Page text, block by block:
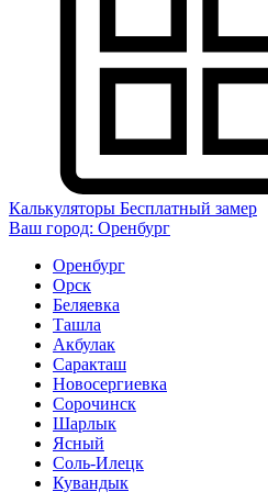
Калькуляторы Бесплатный замер
Ваш город: Оренбург
Оренбург
Орск
Беляевка
Ташла
Акбулак
Саракташ
Новосергиевка
Сорочинск
Шарлык
Ясный
Соль-Илецк
Кувандык